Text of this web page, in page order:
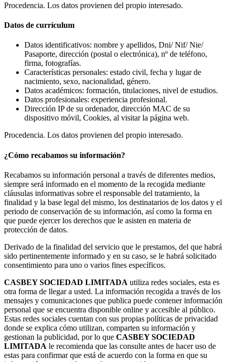
Procedencia. Los datos provienen del propio interesado.
Datos de currículum
Datos identificativos: nombre y apellidos, Dni/ Nif/ Nie/
Pasaporte, dirección (postal o electrónica), nº de teléfono,
firma, fotografías.
Características personales: estado civil, fecha y lugar de
nacimiento, sexo, nacionalidad, género.
Datos académicos: formación, titulaciones, nivel de estudios.
Datos profesionales: experiencia profesional.
Dirección IP de su ordenador, dirección MAC de su
dispositivo móvil, Cookies, al visitar la página web.
Procedencia. Los datos provienen del propio interesado.
¿Cómo recabamos su información?
Recabamos su información personal a través de diferentes medios,
siempre será informado en el momento de la recogida mediante
cláusulas informativas sobre el responsable del tratamiento, la
finalidad y la base legal del mismo, los destinatarios de los datos y el
periodo de conservación de su información, así como la forma en
que puede ejercer los derechos que le asisten en materia de
protección de datos.
Derivado de la finalidad del servicio que le prestamos, del que habrá
sido pertinentemente informado y en su caso, se le habrá solicitado
consentimiento para uno o varios fines específicos.
CASBEY SOCIEDAD LIMITADA utiliza redes sociales, esta es
otra forma de llegar a usted. La información recogida a través de los
mensajes y comunicaciones que publica puede contener información
personal que se encuentra disponible online y accesible al público.
Estas redes sociales cuentan con sus propias políticas de privacidad
donde se explica cómo utilizan, comparten su información y
gestionan la publicidad, por lo que CASBEY SOCIEDAD
LIMITADA le recomienda que las consulte antes de hacer uso de
estas para confirmar que está de acuerdo con la forma en que su